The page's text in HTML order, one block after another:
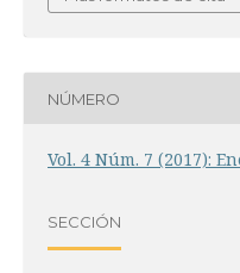
NÚMERO
Vol. 4 Núm. 7 (2017):
SECCIÓN